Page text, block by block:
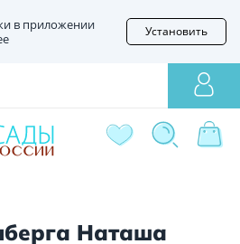
в приложении
Установить
Наташа